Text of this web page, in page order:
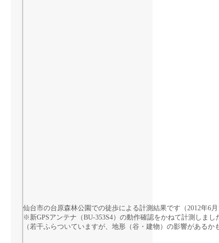
仙台市の台原森林公園での徒歩による計測結果です（2012年6
※新GPSアンテナ（BU-353S4）の動作確認をかねて計測しまし
（若干ふらついていますが、地形（谷・建物）の影響があるか